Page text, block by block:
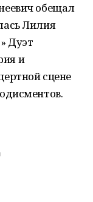
обещал
Лилия
Дуэт
и
сцене